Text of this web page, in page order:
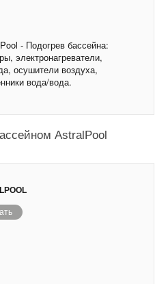
- Подогрев бассейна:
электронагреватели,
осушители воздуха,
вода/вода.
AstralPool